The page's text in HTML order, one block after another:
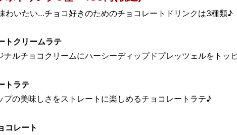
わいたい…チョコ好きのためのチョコレートドリンクは3種類♪
トクリームラテ
ルチョコクリームにハーシーディップドプレッツェルをトッ
トラテ
の美味しさをストレートに楽しめるチョコレートラテ♪
コレート